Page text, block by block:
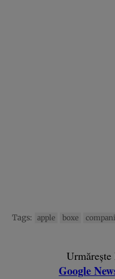
Tags: apple boxe
Google